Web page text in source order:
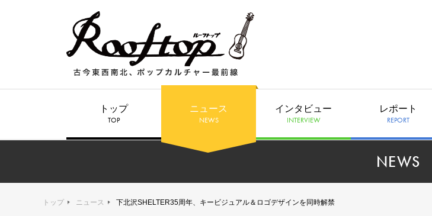
トップ
TOP
ニュース
NEWS
インタビュー
INTERVIEW
レポート
REPORT
NEWS
トップ ニュース 下北沢SHELTER35周年、キービジュアル＆ロゴデザインを同時解禁